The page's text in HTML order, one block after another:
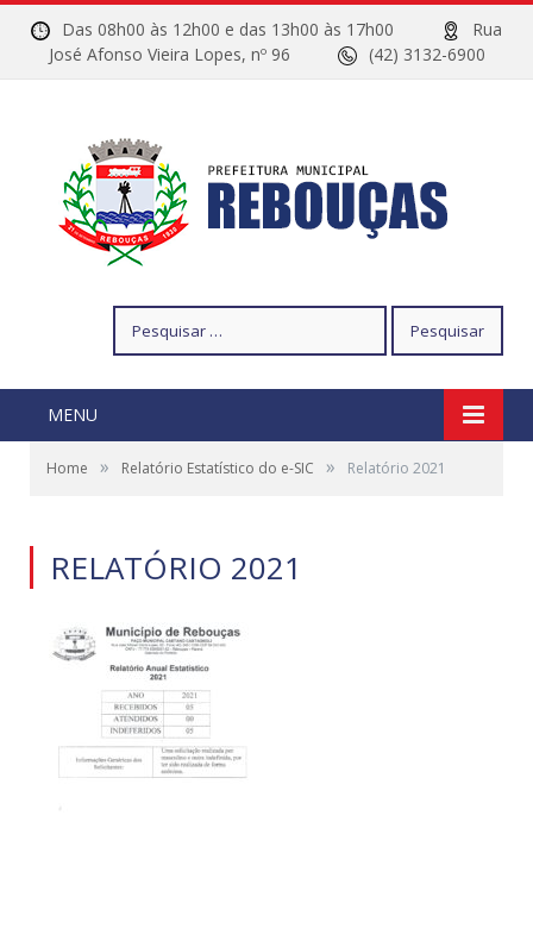
Das 08h00 às 12h00 e das 13h00 às 17h00
Rua
José Afonso Vieira Lopes, nº 96
(42) 3132-6900
por:
MENU
Home » Relatório Estatístico do e-SIC » Relatório 2021
RELATÓRIO 2021